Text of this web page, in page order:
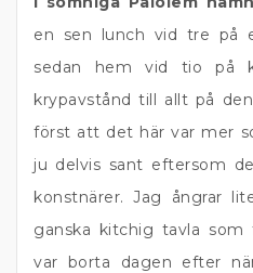
en sen lunch vid tre på
sedan hem vid tio på
krypavstånd till allt på
först att det här var mer
ju delvis sant eftersom
konstnärer. Jag ångrar
ganska kitchig tavla
var borta dagen efter